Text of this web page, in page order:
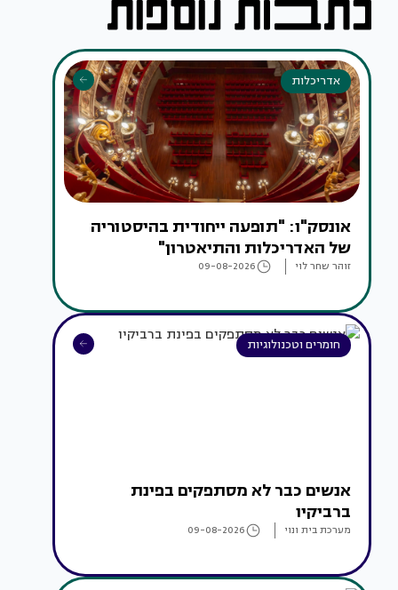
אדריכלות
אונסק"ו: "תופעה ייחודית בהיסטוריה
של האדריכלות והתיאטרון"
זוהר שחר לוי 09-08-2026
חומרים וטכנולוגיות
אנשים כבר לא מסתפקים בפינת
ברביקיו
מערכת בית ונוי 09-08-2026